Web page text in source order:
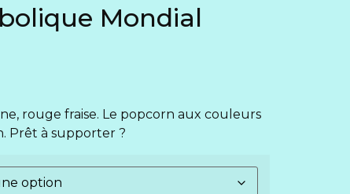
Mondial
rouge fraise. Le popcorn aux couleurs
Prêt à supporter ?